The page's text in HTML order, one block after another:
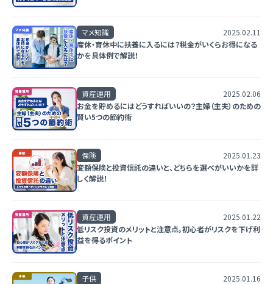
マメ知識
2025.02.11
産休・育休中に扶養に入るには？税金がいくらお得になる
かを具体例で解説！
資産運用
2025.02.06
お金を貯めるにはどうすればいいの？主婦（主夫）のための
賢い5つの節約術
保険
2025.01.23
変額保険と投資信託の違いと、どちらを選べがいいかを詳
しく解説！
資産運用
2025.01.22
低リスク投資のメリットと注意点。初心者がリスクを下げ利
益を得るポイント
子供
2025.01.16